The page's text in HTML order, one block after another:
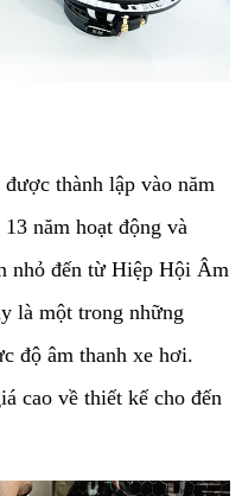
thành lập vào năm
năm hoạt động và
nhỏ đến từ Hiệp Hội Âm
là một trong những
độ âm thanh xe hơi.
cao về thiết kế cho đến